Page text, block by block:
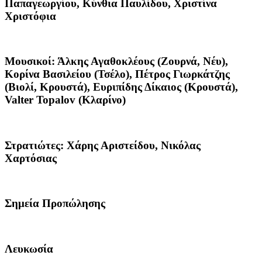
Παπαγεωργίου, Κύνθια Παυλίδου, Χριστίνα
Χριστόφια
Μουσικοί: Άλκης Αγαθοκλέους (Ζουρνά, Νέυ),
Κορίνα Βασιλείου (Τσέλο), Πέτρος Γιωρκάτζης
(Βιολί, Κρουστά), Ευριπίδης Δίκαιος (Κρουστά),
Valter Topalov (Κλαρίνο)
Στρατιώτες: Χάρης Αριστείδου, Νικόλας
Χαρτόσιας
Σημεία Προπώλησης
Λευκωσία